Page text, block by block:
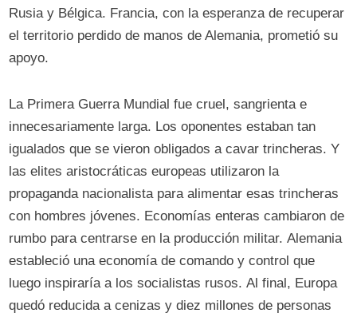
Rusia y Bélgica. Francia, con la esperanza de recuperar
el territorio perdido de manos de Alemania, prometió su
apoyo.
La Primera Guerra Mundial fue cruel, sangrienta e
innecesariamente larga. Los oponentes estaban tan
igualados que se vieron obligados a cavar trincheras. Y
las elites aristocráticas europeas utilizaron la
propaganda nacionalista para alimentar esas trincheras
con hombres jóvenes. Economías enteras cambiaron de
rumbo para centrarse en la producción militar. Alemania
estableció una economía de comando y control que
luego inspiraría a los socialistas rusos. Al final, Europa
quedó reducida a cenizas y diez millones de personas